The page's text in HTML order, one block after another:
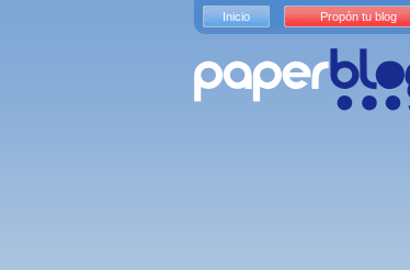
Inicio Propón tu blog